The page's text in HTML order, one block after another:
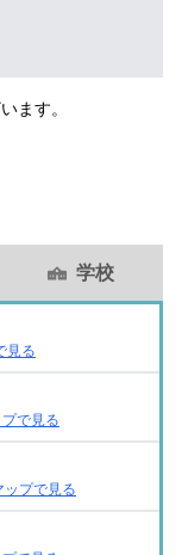
ます。
学校
見る
で見る
ップで見る